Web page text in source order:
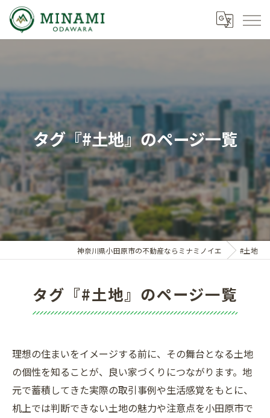
タグ『#土地』のページ一覧
神奈川県小田原市の不動産ならミナミノイエ #土地
タグ『#土地』のページ一覧
理想の住まいをイメージする前に、その舞台となる土地
の個性を知ることが、良い家づくりにつながります。地
元で蓄積してきた実際の取引事例や生活感覚をもとに、
机上では判断できない土地の魅力や注意点を小田原市で